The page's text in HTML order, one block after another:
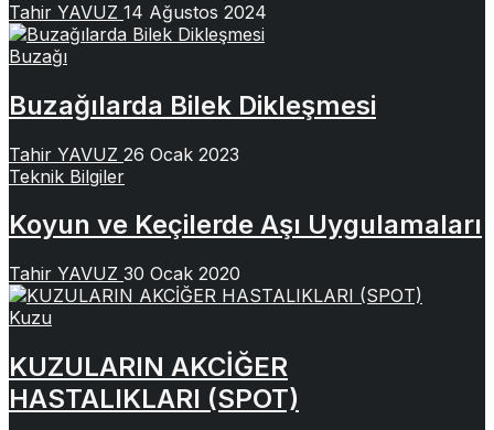
Tahir YAVUZ 14 Ağustos 2024
Buzağı
Buzağılarda Bilek Dikleşmesi
Tahir YAVUZ 26 Ocak 2023
Teknik Bilgiler
Koyun ve Keçilerde Aşı Uygulamaları
Tahir YAVUZ 30 Ocak 2020
Kuzu
KUZULARIN AKCİĞER
HASTALIKLARI (SPOT)